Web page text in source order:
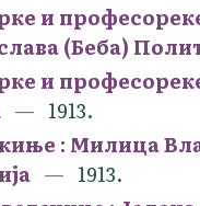
и
(Беба)
и
1913.
: Милица
1913.